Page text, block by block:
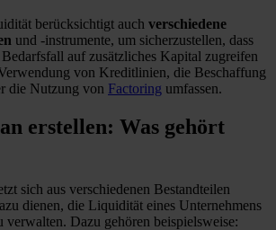
berücksichtigt auch verschiedene
und -instrumente, um sicherzustellen, dass
auf zusätzliches Kapital zugreifen
von Kreditlinien, die Beschaffung
die Nutzung von Factoring umfassen.
erstellen: Was gehört
sich aus verschiedenen Bestandteilen
dienen, die Liquidität eines Unternehmens
verwalten. Dazu gehören beispielsweise: